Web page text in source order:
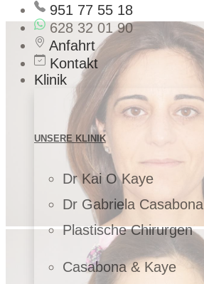
951 77 55 18
628 32 01 90
Anfahrt
Kontakt
Klinik
UNSERE KLINIK
Dr Kai O Kaye
Dr Gabriela Casabona
Plastische Chirurgen
Casabona & Kaye